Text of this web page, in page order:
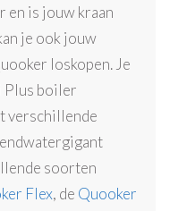
en is jouw kraan
je ook jouw
loskopen. Je
Plus boiler
verschillende
soorten
Flex, de Quooker